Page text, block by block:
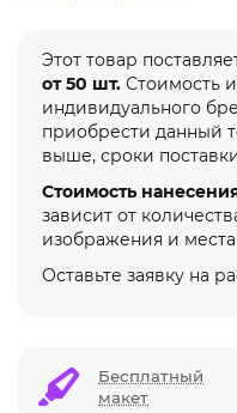
Этот товар
от 50 шт. Стоимость
индивидуального
приобрести данный
выше, сроки
Стоимость
зависит от
изображения и
Оставьте заявку на
Бесплатный
макет